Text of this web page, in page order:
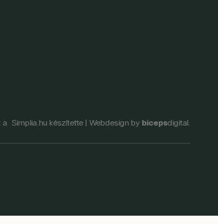
a Simplia.hu készítette | Webdesign by bicepsdigital.